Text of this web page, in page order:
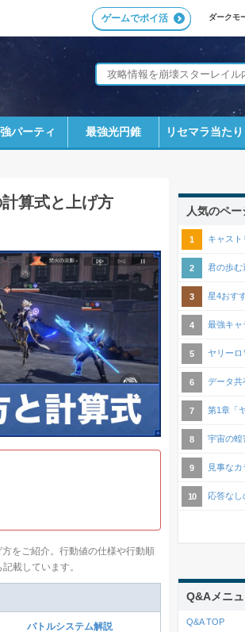
ダークモ
ゲームでポイ活
パーティ 最強光円錐 リセマラ当たり
計算式と上げ方
をご紹介。行動値の仕様や行動順
載しています。
バトルシステム解説
人気のペ
キャスト
君の歩む
星4おす
最強キャ
ヤリー
データ共
第1章「
宇宙の蝗
見事な
応答な
Q&Aメニ
Q&A TOP